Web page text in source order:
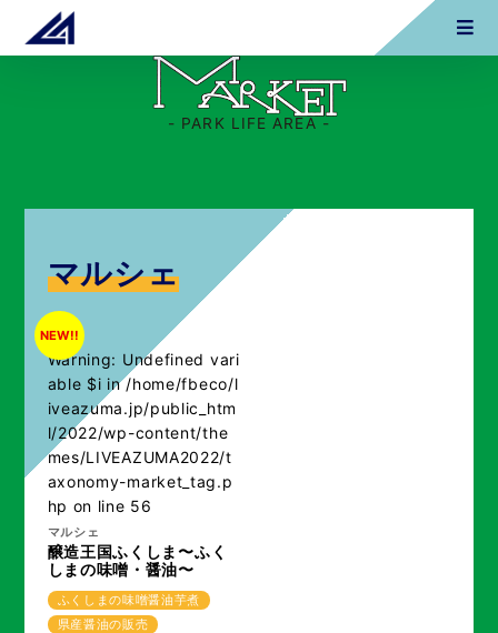
- PARK LIFE AREA -
マルシェ
NEW!!
Warning: Undefined vari
able $i in/home/fbeco/l
iveazuma.jp/public_htm
l/2022/wp-content/the
mes/LIVEAZUMA2022/t
axonomy-market_tag.p
hp on line 56
マルシェ
醸造王国ふくしま〜ふく
しまの味噌・醤油〜
ふくしまの味噌醤油芋煮
県産醤油の販売